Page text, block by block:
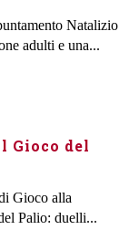
Natalizio
adulti e una...
Gioco del
Gioco alla
Palio: duelli...